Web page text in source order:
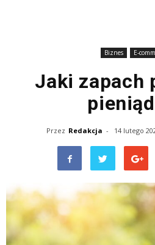
Biznes E-
Jaki zapach
Przez Redakcja - 14 lutego